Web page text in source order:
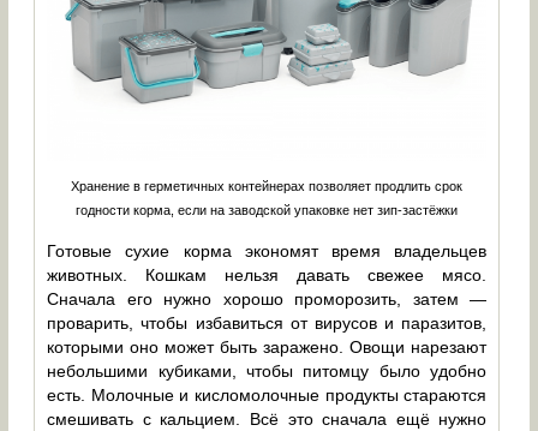
Хранение в герметичных контейнерах позволяет продлить срок
годности корма, если на заводской упаковке нет зип-застёжки
Готовые сухие корма экономят время владельцев
животных. Кошкам нельзя давать свежее мясо.
Сначала его нужно хорошо проморозить, затем —
проварить, чтобы избавиться от вирусов и паразитов,
которыми оно может быть заражено. Овощи нарезают
небольшими кубиками, чтобы питомцу было удобно
есть. Молочные и кисломолочные продукты стараются
смешивать с кальцием. Всё это сначала ещё нужно